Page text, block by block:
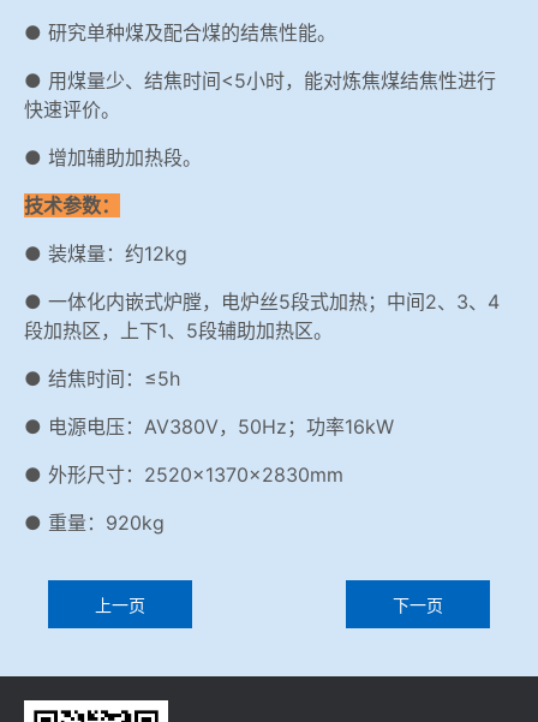
● 研究单种煤及配合煤的结焦性能。
● 用煤量少、结焦时间<5小时，能对炼焦煤结焦性进行
快速评价。
● 增加辅助加热段。
技术参数：
● 装煤量：约12kg
● 一体化内嵌式炉膛，电炉丝5段式加热；中间2、3、4
段加热区，上下1、5段辅助加热区。
● 结焦时间：≤5h
● 电源电压：AV380V，50Hz；功率16kW
● 外形尺寸：2520×1370×2830mm
● 重量：920kg
上一页 下一页